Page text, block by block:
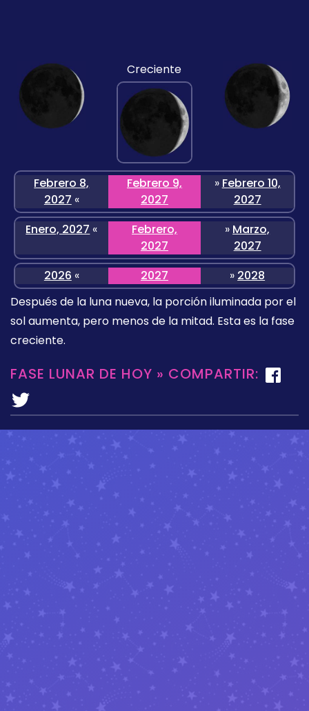
Creciente
Febrero 8,
2027 «
Febrero 9,
2027
» Febrero 10,
2027
Enero, 2027 «
Febrero,
2027
» Marzo,
2027
2026 « 2027 » 2028
Después de la luna nueva, la porción iluminada por el
sol aumenta, pero menos de la mitad. Esta es la fase
creciente.
FASE LUNAR DE HOY » COMPARTIR: